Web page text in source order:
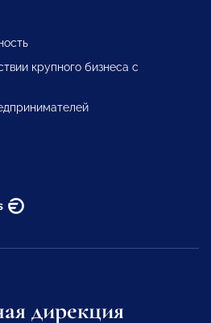
крупного бизнеса с
дирекция